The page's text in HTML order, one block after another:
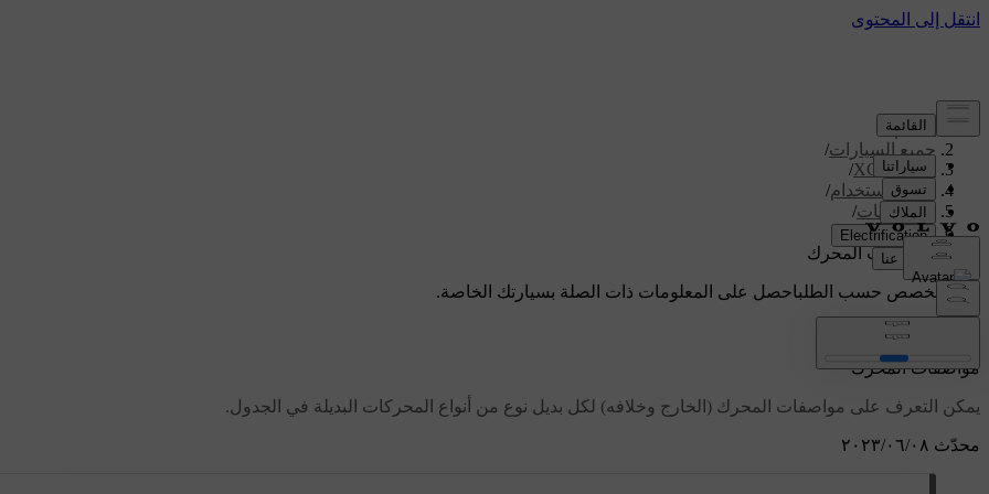
الدعم/
جميع السيارات/
XC70 2016
/
دليل الاستخدام/
المواصفات/
المحرك/
مواصفات المحرك
دعم مخصص حسب الطلباحصل على المعلومات ذات الصلة بسيارتك الخاصة.
تسجيل الدخول
محدّث ٠٨‏/٠٦‏/٢٠٢٣
مواصفات المحرك
يمكن التعرف على مواصفات المحرك (الخارج وخلافه) لكل بديل نوع من أنواع المحركات البديلة في الجدول.